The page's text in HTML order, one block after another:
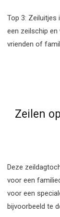
Top 3: Zeiluitjes
een zeilschip en
vrienden of
Zeilen
Deze
voor een
voor een
bijvoorbeeld te